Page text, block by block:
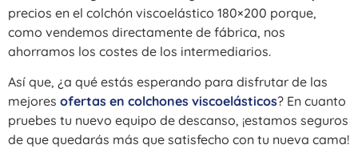
precios en el colchón viscoelástico 180×200 porque,
como vendemos directamente de fábrica, nos
ahorramos los costes de los intermediarios.
Así que, ¿a qué estás esperando para disfrutar de las
mejores ofertas en colchones viscoelásticos? En cuanto
pruebes tu nuevo equipo de descanso, ¡estamos seguros
de que quedarás más que satisfecho con tu nueva cama!